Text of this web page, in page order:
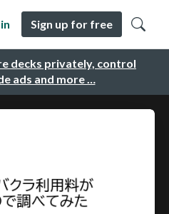
decks privately, control
ads and more …
Sign up for free